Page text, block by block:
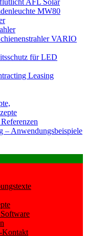
AFL Solar
MW80
VARIO
für LED
Leasing
– Anwendungsbeispiele